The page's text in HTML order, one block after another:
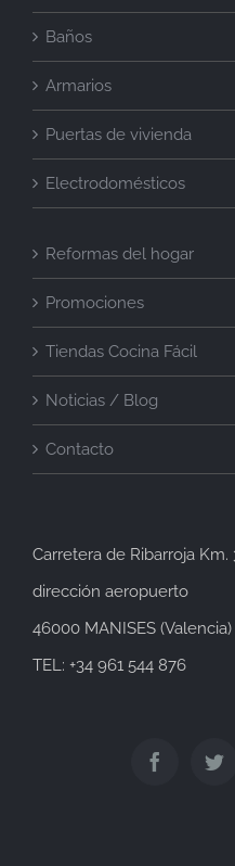
Baños
Armarios
Puertas de vivienda
Electrodomésticos
Reformas del hogar
Promociones
Tiendas Cocina Fácil
Noticias / Blog
Contacto
Carretera de Ribarroja Km.
dirección aeropuerto
46000 MANISES (Valencia)
TEL: +34 961 544 876